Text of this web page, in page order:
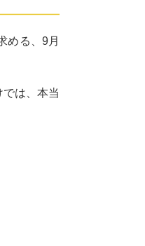
める、9月
は、本当